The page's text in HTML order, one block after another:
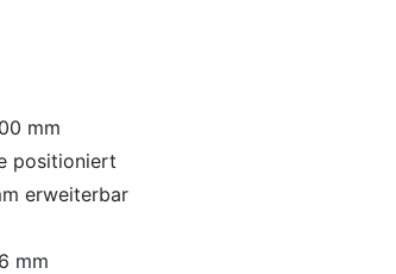
mm
positioniert
erweiterbar
mm